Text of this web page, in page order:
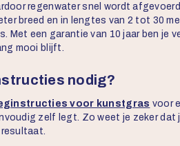
regenwater snel wordt
breed en in lengtes van 2 tot 30
Met een garantie van 10 jaar ben je
mooi blijft.
nodig?
voor kunstgras voor
zelf legt. Zo weet je zeker dat